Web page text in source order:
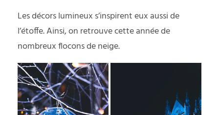
Les décors lumineux s’inspirent eux aussi de
l’étoffe. Ainsi, on retrouve cette année de
nombreux flocons de neige.